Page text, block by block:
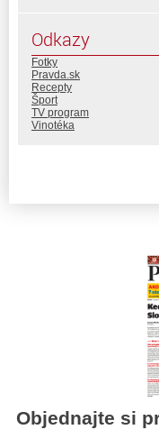
Odkazy
Fotky
Pravda.sk
Recepty
Šport
TV program
Vinotéka
Objednajte si